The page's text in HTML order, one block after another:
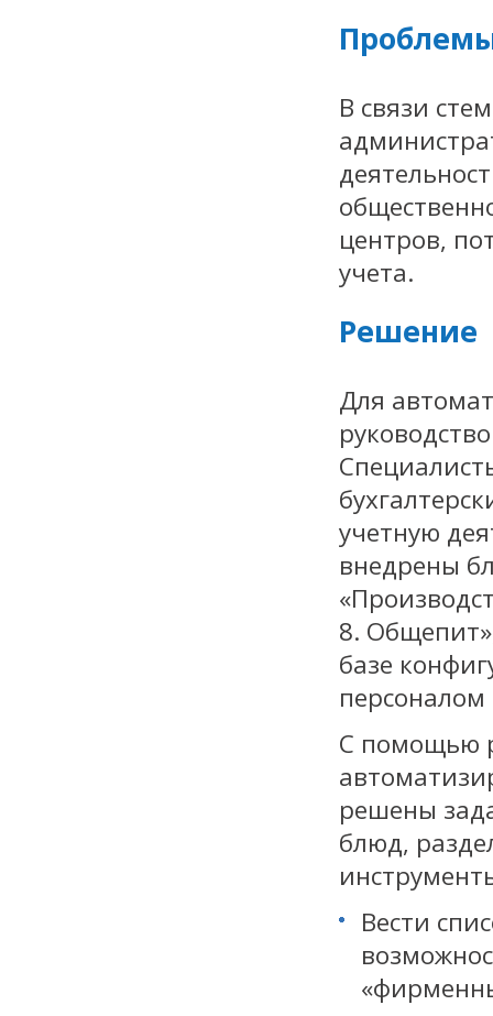
В связи
центров,
учета.
Решение
Для
учетную
внедрены
8.
базе
персоналом
С помощью
решены
блюд,
Вести